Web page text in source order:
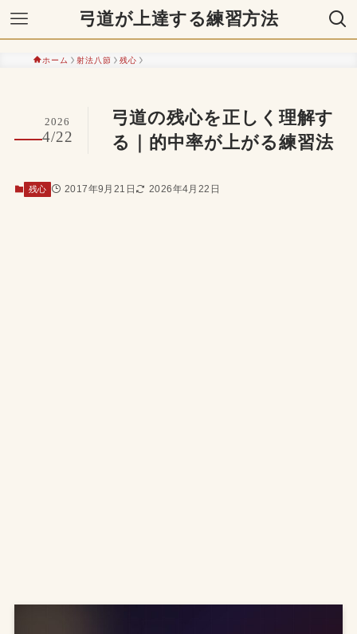
弓道が上達する練習方法
ホーム 射法八節 残心
弓道の残心を正しく理解す
る｜的中率が上がる練習法
2026
4/22
残心 2017年9月21日 2026年4月22日